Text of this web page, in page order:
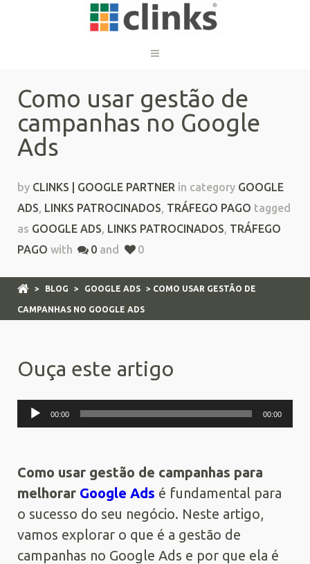
Como usar gestão de
campanhas no Google
Ads
by CLINKS | GOOGLE PARTNER in category GOOGLE
ADS, LINKS PATROCINADOS, TRÁFEGO PAGO tagged
as GOOGLE ADS, LINKS PATROCINADOS, TRÁFEGO
PAGO with 0 and 0
> BLOG > GOOGLE ADS > COMO USAR GESTÃO DE
CAMPANHAS NO GOOGLE ADS
Ouça este artigo
Tocador
de
00:00 00:00
Como usar gestão de campanhas para
melhorar Google Ads é fundamental para
o sucesso do seu negócio. Neste artigo,
vamos explorar o que é a gestão de
campanhas no Google Ads e por que ela é